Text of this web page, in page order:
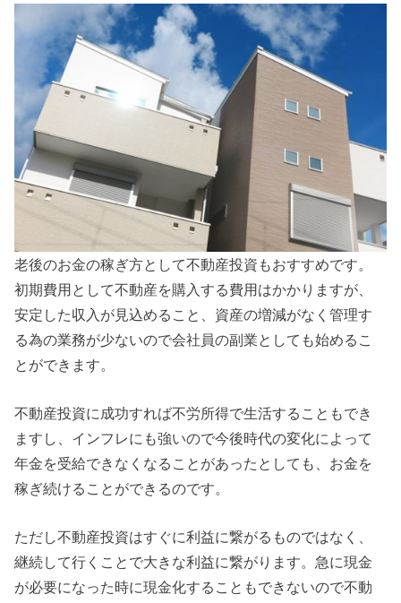
老後のお金の稼ぎ方として不動産投資もおすすめです。
初期費用として不動産を購入する費用はかかりますが、
安定した収入が見込めること、資産の増減がなく管理す
る為の業務が少ないので会社員の副業としても始めるこ
とができます。
不動産投資に成功すれば不労所得で生活することもでき
ますし、インフレにも強いので今後時代の変化によって
年金を受給できなくなることがあったとしても、お金を
稼ぎ続けることができるのです。
ただし不動産投資はすぐに利益に繋がるものではなく、
継続して行くことで大きな利益に繋がります。急に現金
が必要になった時に現金化することもできないので不動